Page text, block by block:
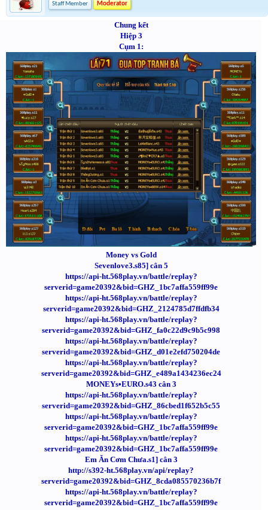
Staff Member
Moderator
Chung kết
Hiệp 3
Cụm 1:
Money vs Gold
Sevenlove3.s85] cân 5
https://api-ht.568play.vn/battle/replay?
serverid=game20392&bid=GHZ_1bc7affa559ff99e
https://api-ht.568play.vn/battle/replay?
serverid=game20392&bid=GHZ_2124785d7ffdfb34
https://api-ht.568play.vn/battle/replay?
serverid=game20392&bid=GHZ_fa0c22d9c9b5c998
https://api-ht.568play.vn/battle/replay?
serverid=game20392&bid=GHZ_d01e2efd750204de
https://api-ht.568play.vn/battle/replay?
serverid=game20392&bid=GHZ_e489a1434236ec24
MONEYs•EURO.s43 cân 3
https://api-ht.568play.vn/battle/replay?
serverid=game20392&bid=GHZ_86cbed1f652b5c55
https://api-ht.568play.vn/battle/replay?
serverid=game20392&bid=GHZ_1bc7affa559ff99e
https://api-ht.568play.vn/battle/replay?
serverid=game20392&bid=GHZ_1bc7affa559ff99e
Em Ăn Cơm Chưa.s1] cân 3
http://s392-ht.568play.vn/api/replay?
serverid=game20392&bid=GHZ_8cda085570236b7f
https://api-ht.568play.vn/battle/replay?
serverid=game20392&bid=GHZ_1bc7affa559ff99e